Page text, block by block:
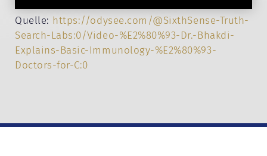
Quelle: https://odysee.com/@SixthSense-Truth-
Search-Labs:0/Video-%E2%80%93-Dr.-Bhakdi-
Explains-Basic-Immunology-%E2%80%93-
Doctors-for-C:0